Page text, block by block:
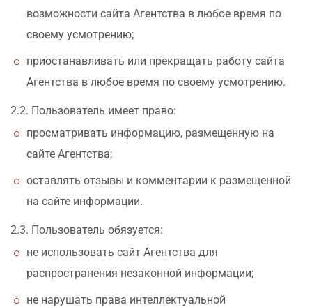
возможности сайта Агентства в любое время по
своему усмотрению;
приостанавливать или прекращать работу сайта
Агентства в любое время по своему усмотрению.
2.2. Пользователь имеет право:
просматривать информацию, размещенную на
сайте Агентства;
оставлять отзывы и комментарии к размещенной
на сайте информации.
2.3. Пользователь обязуется:
не использовать сайт Агентства для
распространения незаконной информации;
не нарушать права интеллектуальной